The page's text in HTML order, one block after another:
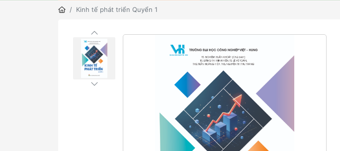
Kinh tế phát triển Quyển 1